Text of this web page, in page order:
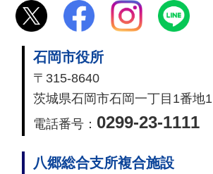
石岡市役所
〒315-8640
茨城県石岡市石岡一丁目1番地1
電話番号： 0299-23-1111
八郷総合支所複合施設